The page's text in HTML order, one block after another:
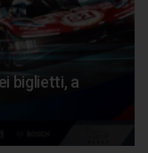
biglietti, a